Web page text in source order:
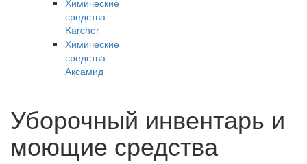
Химические
средства
Karcher
Химические
средства
Аксамид
Уборочный инвентарь и
моющие средства